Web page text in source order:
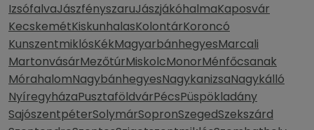
IzsófalvaJászfényszaruJászjákóhalmaKaposvár
KecskemétKiskunhalasKolontárKoroncó
KunszentmiklósKékMagyarbánhegyesMarcali
MartonvásárMezőtúrMiskolcMonorMénfőcsanak
MórahalomNagybánhegyesNagykanizsaNagykálló
NyíregyházaPusztaföldvárPécsPüspökladány
SajószentpéterSolymárSopronSzegedSzekszárd